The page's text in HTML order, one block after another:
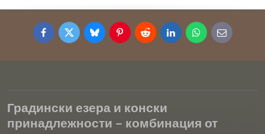
FacebookTwitterBlueskyPinterestRedditLinkedInWhatsApp
E-
mail
Градински езера и конски
принадлежности – комбинация от